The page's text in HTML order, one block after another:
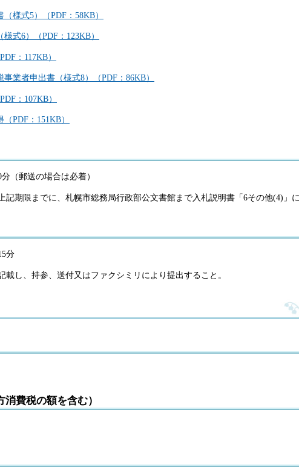
様式5）（PDF：58KB）
式6）（PDF：123KB）
：117KB）
業者申出書（様式8）（PDF：86KB）
：107KB）
PDF：151KB）
（郵送の場合は必着）
記期限までに、札幌市総務局行政部公文書館まで入札説明書「6その他(4)」
分
載し、持参、送付又はファクシミリにより提出すること。
費税の額を含む）